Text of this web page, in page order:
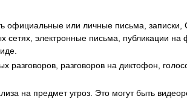
официальные или личные письма,
электронные письма, публикации на
разговоров на диктофон,
на предмет угроз. Это могут быть